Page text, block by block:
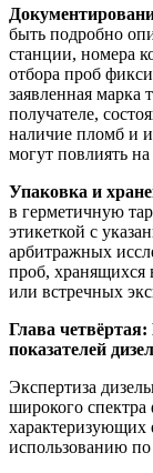
быть подробно
станции, номера
отбора проб
заявленная марка
получателе,
наличие пломб и
могут повлиять на
Упаковка и
в герметичную
этикеткой с
арбитражных
проб, хранящихся
или встречных
Глава
показателей
Экспертиза
широкого спектра
характеризующих
использованию